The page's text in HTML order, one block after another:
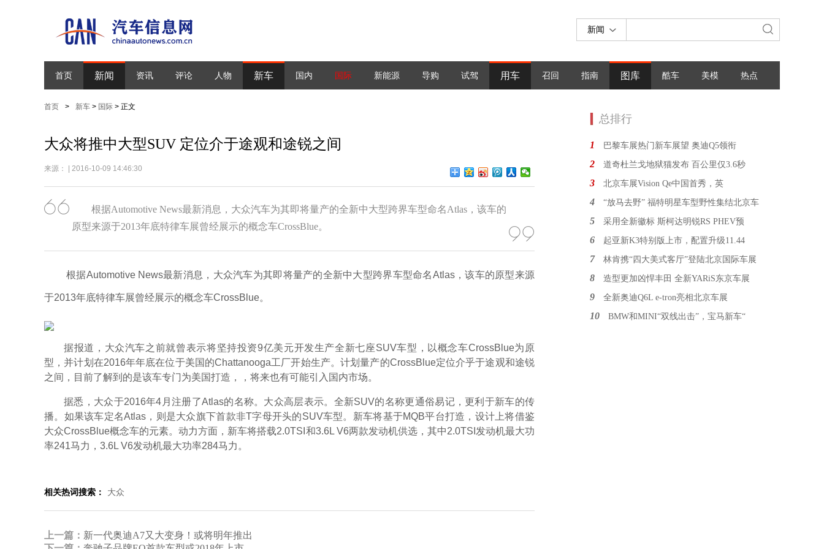
新闻
首页 新闻 资讯 评论 人物 新车 国内 国际 新能源 导购 试驾 用车 召回 指南 图库 酷车 美模 热点
首页 > 新车 > 国际 > 正文
大众将推中大型SUV 定位介于途观和途锐之间
来源： | 2016-10-09 14:46:30
根据Automotive News最新消息，大众汽车为其即将量产的全新中大型跨界车型命名Atlas，该车的
原型来源于2013年底特律车展曾经展示的概念车CrossBlue。
根据Automotive News最新消息，大众汽车为其即将量产的全新中大型跨界车型命名Atlas，该车的原型来源
于2013年底特律车展曾经展示的概念车CrossBlue。
据报道，大众汽车之前就曾表示将坚持投资9亿美元开发生产全新七座SUV车型，以概念车CrossBlue为原
型，并计划在2016年年底在位于美国的Chattanooga工厂开始生产。计划量产的CrossBlue定位介乎于途观和途锐
之间，目前了解到的是该车专门为美国打造，，将来也有可能引入国内市场。
据悉，大众于2016年4月注册了Atlas的名称。大众高层表示。全新SUV的名称更通俗易记，更利于新车的传
播。如果该车定名Atlas，则是大众旗下首款非T字母开头的SUV车型。新车将基于MQB平台打造，设计上将借鉴
大众CrossBlue概念车的元素。动力方面，新车将搭载2.0TSI和3.6L V6两款发动机供选，其中2.0TSI发动机最大功
率241马力，3.6L V6发动机最大功率284马力。
相关热词搜索： 大众
上一篇： 新一代奥迪A7又大变身！或将明年推出
总排行
1 巴黎车展热门新车展望 奥迪Q5领衔
2 道奇杜兰戈地狱猫发布 百公里仅3.6秒
3 北京车展Vision Qe中国首秀，英
4 “放马去野” 福特明星车型野性集结北京车
5 采用全新徽标 斯柯达明锐RS PHEV预
6 起亚新K3特别版上市，配置升级11.44
7 林肯携“四大美式客厅”登陆北京国际车展
8 造型更加凶悍丰田 全新YARiS东京车展
9 全新奥迪Q6L e-tron亮相北京车展
10 BMW和MINI“双线出击”，宝马新车“